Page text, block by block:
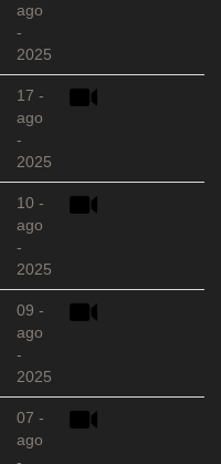
ago
-
2025
17 -
ago
-
2025
10 -
ago
-
2025
09 -
ago
-
2025
07 -
ago